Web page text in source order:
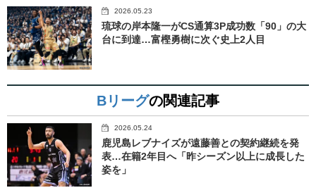
2026.05.23
琉球の岸本隆一がCS通算3P成功数「90」の大
台に到達…富樫勇樹に次ぐ史上2人目
Bリーグの関連記事
2026.05.24
鹿児島レブナイズが遠藤善との契約継続を発
表…在籍2年目へ「昨シーズン以上に成長した
姿を」